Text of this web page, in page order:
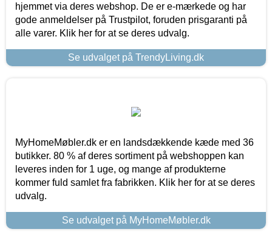
hjemmet via deres webshop. De er e-mærkede og har
gode anmeldelser på Trustpilot, foruden prisgaranti på
alle varer. Klik her for at se deres udvalg.
Se udvalget på TrendyLiving.dk
MyHomeMøbler.dk er en landsdækkende kæde med 36
butikker. 80 % af deres sortiment på webshoppen kan
leveres inden for 1 uge, og mange af produkterne
kommer fuld samlet fra fabrikken. Klik her for at se deres
udvalg.
Se udvalget på MyHomeMøbler.dk